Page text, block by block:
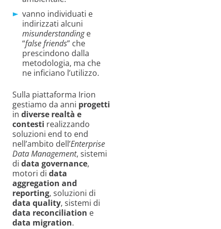
vanno individuati e
indirizzati alcuni
misunderstandinge
“false friends” che
prescindono dalla
metodologia, ma che
ne inficiano l’utilizzo.
Sulla piattaforma Irion
gestiamo da anni progetti
in diverse realtà e
contesti realizzando
soluzioni end to end
nell’ambito dell’Enterprise
Data Management, sistemi
di data governance,
motori di data
aggregation and
reporting, soluzioni di
data quality, sistemi di
data reconciliation e
data migration.